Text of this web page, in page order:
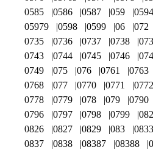
0585
0586 0587 059 0594
05979
0598 0599 06 072
0735
0736 0737 0738
0743
0744 0745 0746
0749
075 076 0761 0763
0768
077 0770 0771 0772
0778
0779 078 079 0790
0796
0797 0798 0799 082
0826
0827 0829 083 0833
0837
0838 08387 08388